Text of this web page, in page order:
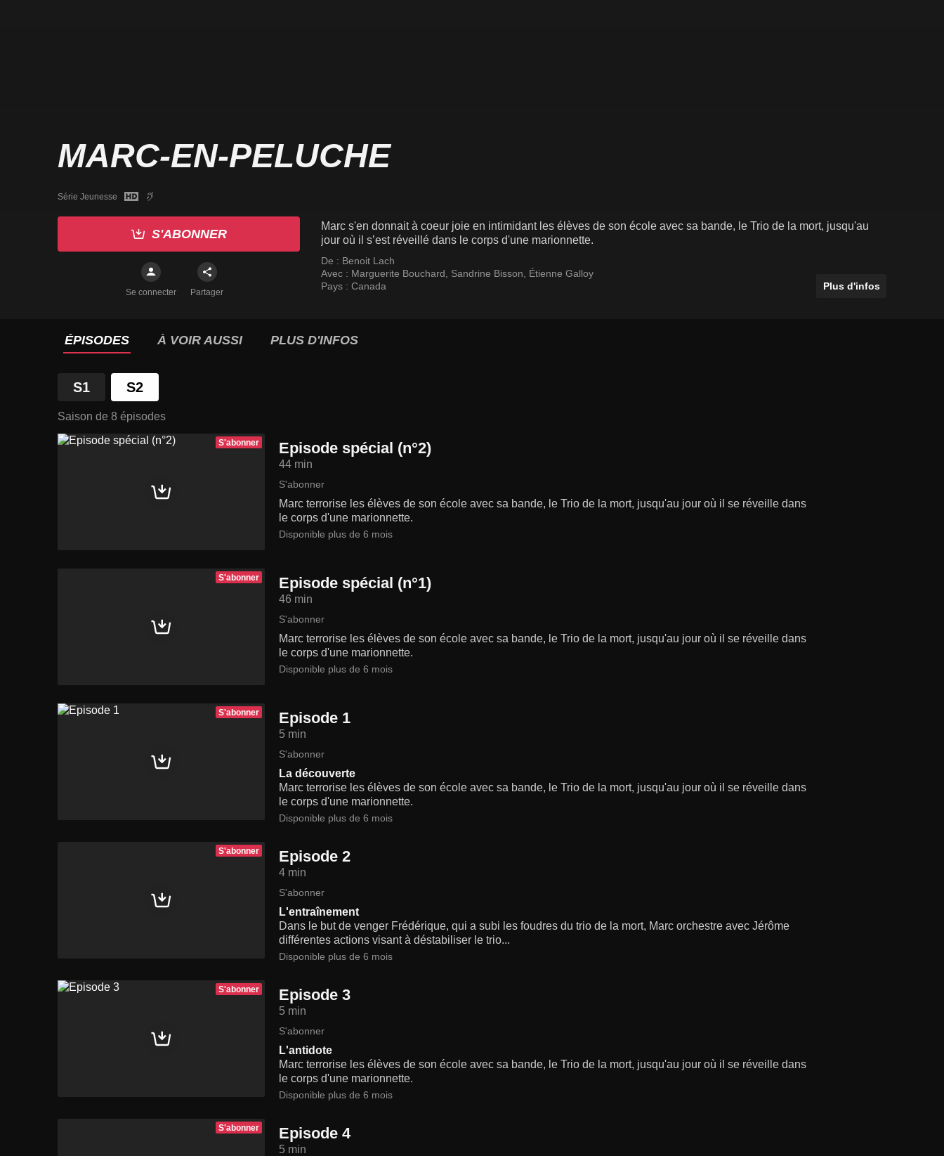
MARC-EN-PELUCHE
Série Jeunesse
S'ABONNER
Se connecter Partager
Marc s'en donnait à coeur joie en intimidant les élèves de son école avec sa bande, le Trio de la mort, jusqu'au
jour où il s’est réveillé dans le corps d'une marionnette.
De : Benoit Lach
Avec : Marguerite Bouchard Sandrine Bisson
Étienne Galloy
Pays : Canada Plus d'infos
ÉPISODES À VOIR AUSSI PLUS D'INFOS
S1 S2
Saison de 8 épisodes
S'abonner Episode spécial (n°2)
44 min
S'abonner
Marc terrorise les élèves de son école avec sa bande, le Trio de la mort, jusqu'au jour où il se réveille dans
le corps d'une marionnette.
Disponible plus de 6 mois
S'abonner Episode spécial (n°1)
46 min
S'abonner
Marc terrorise les élèves de son école avec sa bande, le Trio de la mort, jusqu'au jour où il se réveille dans
le corps d'une marionnette.
Disponible plus de 6 mois
S'abonner Episode 1
5 min
S'abonner
La découverte
Marc terrorise les élèves de son école avec sa bande, le Trio de la mort, jusqu'au jour où il se réveille dans
le corps d'une marionnette.
Disponible plus de 6 mois
S'abonner Episode 2
4 min
S'abonner
L'entraînement
Dans le but de venger Frédérique, qui a subi les foudres du trio de la mort, Marc orchestre avec Jérôme
différentes actions visant à déstabiliser le trio...
Disponible plus de 6 mois
S'abonner Episode 3
5 min
S'abonner
L'antidote
Marc terrorise les élèves de son école avec sa bande, le Trio de la mort, jusqu'au jour où il se réveille dans
le corps d'une marionnette.
Disponible plus de 6 mois
S'abonner Episode 4
5 min